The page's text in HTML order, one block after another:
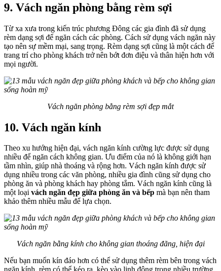
9. Vách ngăn phòng bằng rèm sợi
Từ xa xưa trong kiến trúc phương Đông các gia đình đã sử dụng
rèm dạng sợi để ngăn cách các phòng. Cách sử dụng vách ngăn này
tạo nên sự mềm mại, sang trọng. Rèm dạng sợi cũng là một cách để
trang trí cho phòng khách trở nên bớt đơn điệu và thân hiện hơn với
mọi người.
Vách ngăn phòng bằng rèm sợi đẹp mắt
10. Vách ngăn kính
Theo xu hướng hiện đại, vách ngăn kính cường lực được sử dụng
nhiều để ngăn cách không gian. Ưu điểm của nó là không giới hạn
tầm nhìn, giúp nhà thoáng và rộng hơn. Vách ngăn kính được sử
dụng nhiều trong các văn phòng, nhiều gia đình cũng sử dụng cho
phòng ăn và phòng khách hay phòng tắm. Vách ngăn kính cũng là
một loại vách ngăn đẹp giữa phòng ăn và bếp mà bạn nên tham
khảo thêm nhiều mẫu để lựa chọn.
Vách ngăn bằng kính cho không gian thoáng đãng, hiện đại
Nếu bạn muốn kín đáo hơn có thể sử dụng thêm rèm bên trong vách